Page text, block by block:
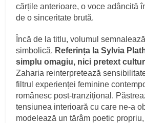
cărțile anterioare, o voce adâncită
de o sinceritate brută.
Încă de la titlu, volumul
simbolică. Referința la Sylvia
simplu omagiu, nici pretext
Zaharia reinterpretează
filtrul experienței feminine
românesc post-tranzițional.
tensiunea interioară cu care ne-a
modelează un tărâm poetic